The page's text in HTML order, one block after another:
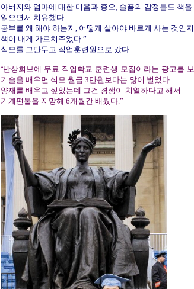
아버지와 엄마에 대한 미움과 증오, 슬픔의 감정들도 책을
읽으면서 치유했다.
공부를 왜 해야 하는지, 어떻게 살아야 바르게 사는 것인지
책이 내게 가르쳐주었다.”
식모를 그만두고 직업훈련원으로 갔다.
“반상회보에 무료 직업학교 훈련생 모집이라는 광고를
기술을 배우면 식모 월급 3만원보다는 많이 벌었다.
양재를 배우고 싶었는데 그건 경쟁이 치열하다고 해서
기계편물을 지망해 6개월간 배웠다.”